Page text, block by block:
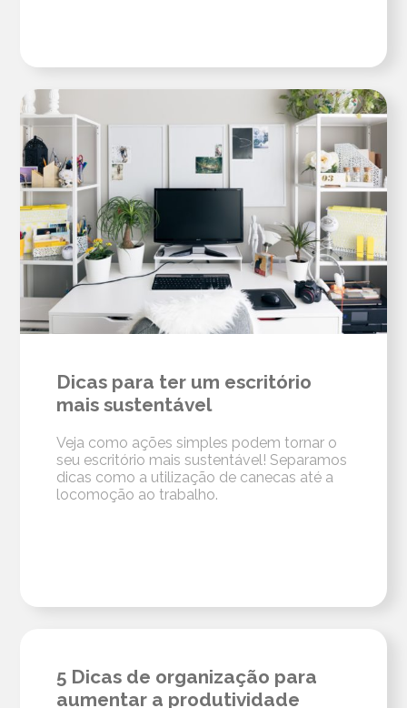
Dicas para ter um escritório
mais sustentável
Veja como ações simples podem tornar o
seu escritório mais sustentável! Separamos
dicas como a utilização de canecas até a
locomoção ao trabalho.
5 Dicas de organização para
aumentar a produtividade